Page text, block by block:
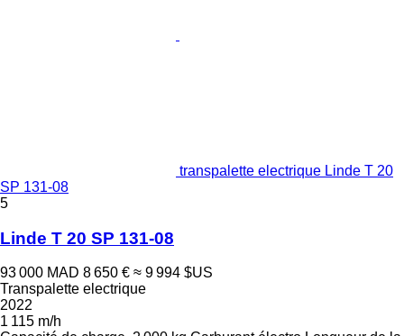
transpalette electrique Linde T 20
SP 131-08
5
Linde T 20 SP 131-08
93 000 MAD 8 650 € ≈ 9 994 $US
Transpalette electrique
2022
1 115 m/h